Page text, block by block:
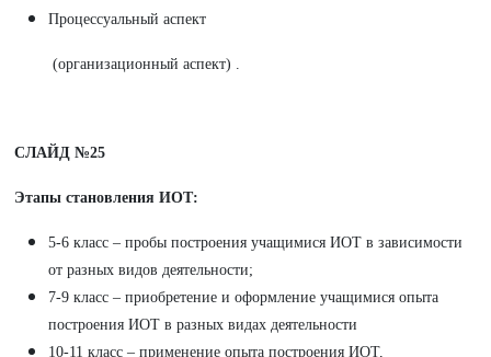
Процессуальный аспект
(организационный аспект) .
СЛАЙД №25
Этапы становления ИОТ:
5-6 класс – пробы построения учащимися ИОТ в зависимости
от разных видов деятельности;
7-9 класс – приобретение и оформление учащимися опыта
построения ИОТ в разных видах деятельности
10-11 класс – применение опыта построения ИОТ,